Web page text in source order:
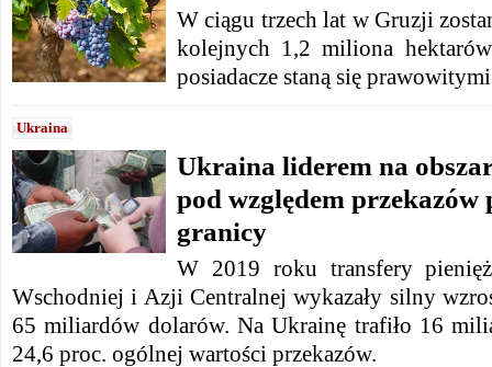
W ciągu trzech lat w Gruzji
kolejnych 1,2 miliona
posiadacze staną się
Ukraina
Ukraina liderem na
pod względem przekazów
granicy
W 2019 roku transfery
Wschodniej i Azji Centralnej wykazały silny
65 miliardów dolarów. Na Ukrainę trafiło 16
24,6 proc. ogólnej wartości przekazów.